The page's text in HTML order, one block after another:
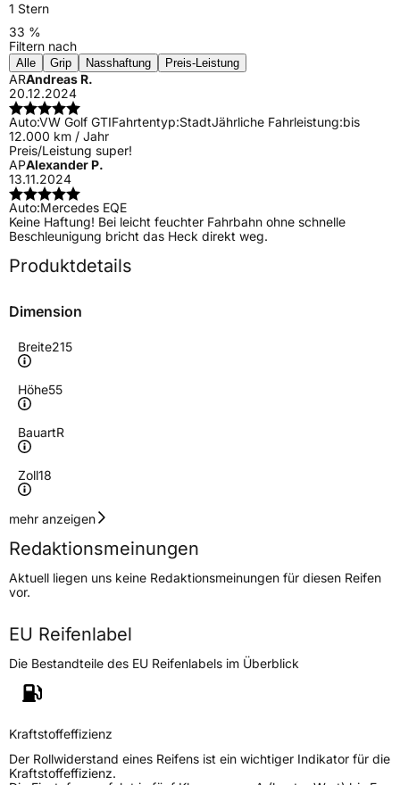
1 Stern
33 %
Filtern nach
Alle Grip Nasshaftung Preis-Leistung
ARAndreas R.
20.12.2024
Auto:VW Golf GTIFahrtentyp:StadtJährliche Fahrleistung:bis
12.000 km / Jahr
Preis/Leistung super!
APAlexander P.
13.11.2024
Auto:Mercedes EQE
Keine Haftung! Bei leicht feuchter Fahrbahn ohne schnelle
Beschleunigung bricht das Heck direkt weg.
Produktdetails
Dimension
Breite215
Höhe55
BauartR
Zoll18
Geschwindigkeitsindex
Höchstgeschwindigkeit
240 km/h
Lastindex99
Höchstlast775 kg
Generelle Merkmale
Fahrzeugtyp
VerwendungWinterreifen
ModellnameWintergrip UHP
mehr anzeigen
Redaktionsmeinungen
Aktuell liegen uns keine Redaktionsmeinungen für diesen Reifen
vor.
EU Reifenlabel
Die Bestandteile des EU Reifenlabels im Überblick
Kraftstoffeffizienz
Der Rollwiderstand eines Reifens ist ein wichtiger Indikator für die
Kraftstoffeffizienz.